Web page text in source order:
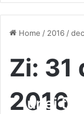
Home / 2016 /
Zi: 31
2016
unei